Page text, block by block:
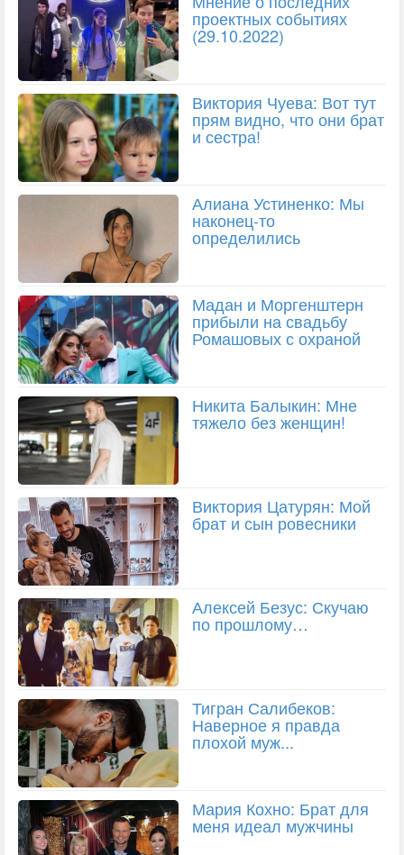
проектных событиях
(29.10.2022)
Виктория Чуева: Вот тут
прям видно, что они брат
и сестра!
Алиана Устиненко: Мы
наконец-то
определились
Мадан и Моргенштерн
прибыли на свадьбу
Ромашовых с охраной
Никита Балыкин: Мне
тяжело без женщин!
Виктория Цатурян: Мой
брат и сын ровесники
Алексей Безус: Скучаю
по прошлому…
Тигран Салибеков:
Наверное я правда
плохой муж...
Мария Кохно: Брат для
меня идеал мужчины